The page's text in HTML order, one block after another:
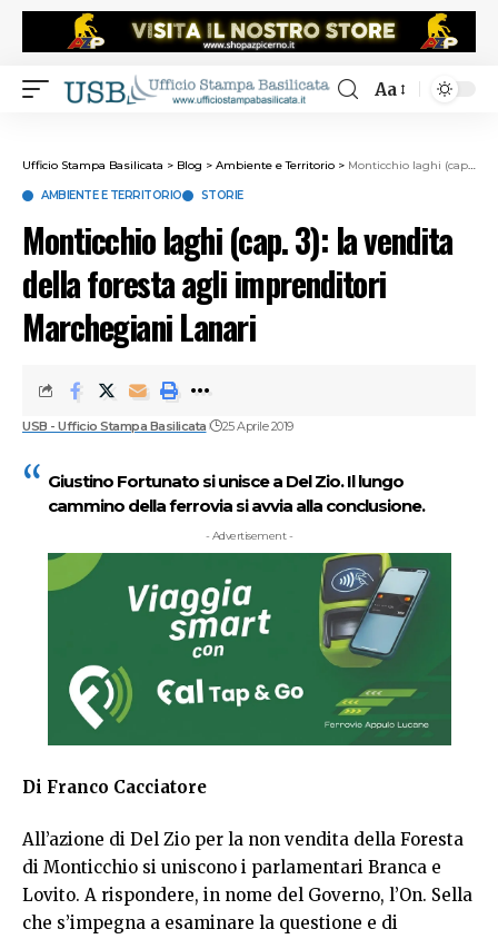
Aa
Ufficio Stampa Basilicata > Blog > Ambiente e Territorio > Monticchio laghi (cap. 3): la vendita della foresta agli imprenditori Marchegiani Lanari
AMBIENTE E TERRITORIO STORIE
Monticchio laghi (cap. 3): la vendita
della foresta agli imprenditori
Marchegiani Lanari
USB - Ufficio Stampa Basilicata 25 Aprile 2019
Giustino Fortunato si unisce a Del Zio. Il lungo
cammino della ferrovia si avvia alla conclusione.
- Advertisement -
Di Franco Cacciatore
All’azione di Del Zio per la non vendita della Foresta
di Monticchio si uniscono i parlamentari Branca e
Lovito. A rispondere, in nome del Governo, l’On. Sella
che s’impegna a esaminare la questione e di